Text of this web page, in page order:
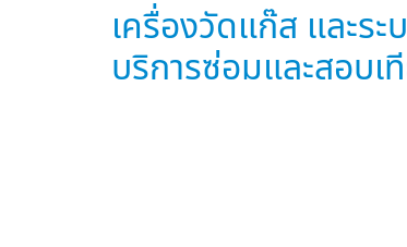
เครื่องวัดแก๊ส และร
บริการซ่อมและสอบเ